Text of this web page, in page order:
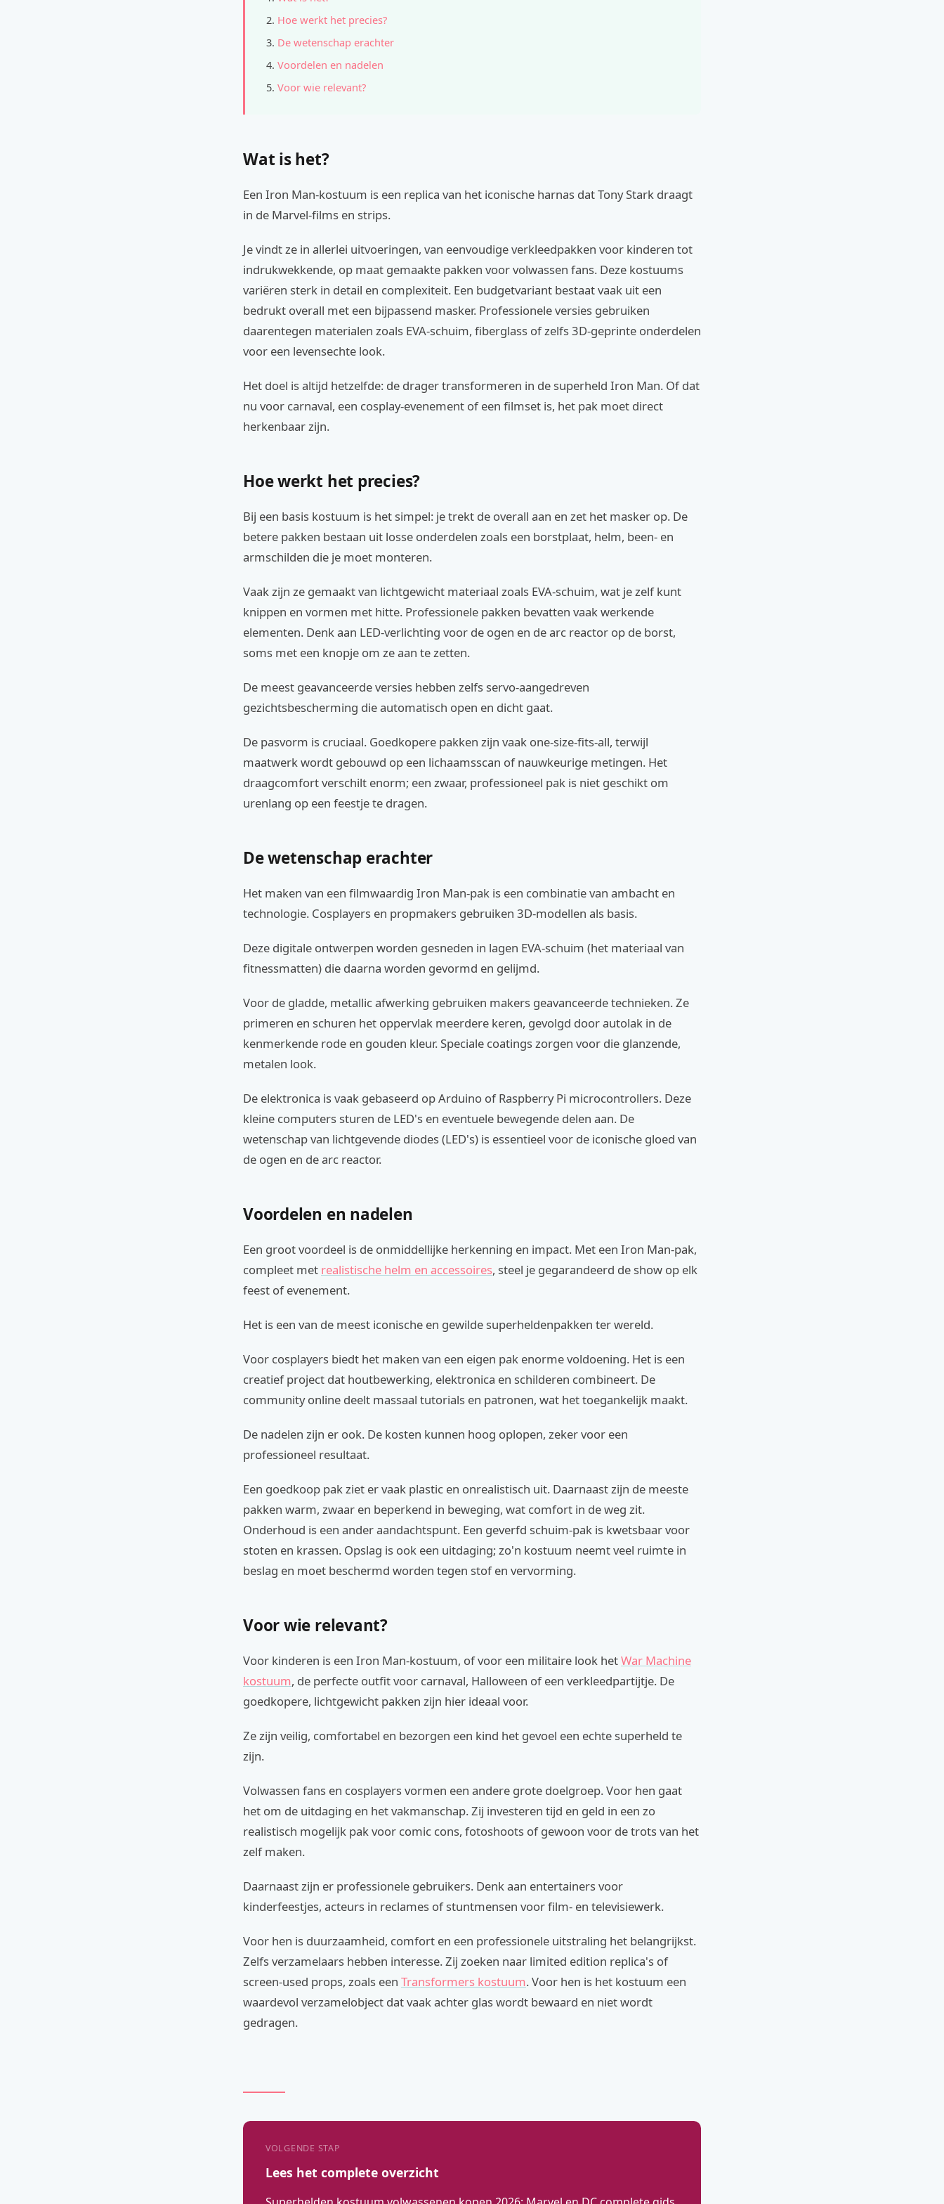
Hoe werkt het precies?
De wetenschap erachter
Voordelen en nadelen
Voor wie relevant?
Wat is het?
Een Iron Man-kostuum is een replica van het iconische harnas dat Tony Stark draagt
in de Marvel-films en strips.
Je vindt ze in allerlei uitvoeringen, van eenvoudige verkleedpakken voor kinderen tot
indrukwekkende, op maat gemaakte pakken voor volwassen fans. Deze kostuums
variëren sterk in detail en complexiteit. Een budgetvariant bestaat vaak uit een
bedrukt overall met een bijpassend masker. Professionele versies gebruiken
daarentegen materialen zoals EVA-schuim, fiberglass of zelfs 3D-geprinte onderdelen
voor een levensechte look.
Het doel is altijd hetzelfde: de drager transformeren in de superheld Iron Man. Of dat
nu voor carnaval, een cosplay-evenement of een filmset is, het pak moet direct
herkenbaar zijn.
Hoe werkt het precies?
Bij een basis kostuum is het simpel: je trekt de overall aan en zet het masker op. De
betere pakken bestaan uit losse onderdelen zoals een borstplaat, helm, been- en
armschilden die je moet monteren.
Vaak zijn ze gemaakt van lichtgewicht materiaal zoals EVA-schuim, wat je zelf kunt
knippen en vormen met hitte. Professionele pakken bevatten vaak werkende
elementen. Denk aan LED-verlichting voor de ogen en de arc reactor op de borst,
soms met een knopje om ze aan te zetten.
De meest geavanceerde versies hebben zelfs servo-aangedreven
gezichtsbescherming die automatisch open en dicht gaat.
De pasvorm is cruciaal. Goedkopere pakken zijn vaak one-size-fits-all, terwijl
maatwerk wordt gebouwd op een lichaamsscan of nauwkeurige metingen. Het
draagcomfort verschilt enorm; een zwaar, professioneel pak is niet geschikt om
urenlang op een feestje te dragen.
De wetenschap erachter
Het maken van een filmwaardig Iron Man-pak is een combinatie van ambacht en
technologie. Cosplayers en propmakers gebruiken 3D-modellen als basis.
Deze digitale ontwerpen worden gesneden in lagen EVA-schuim (het materiaal van
fitnessmatten) die daarna worden gevormd en gelijmd.
Voor de gladde, metallic afwerking gebruiken makers geavanceerde technieken. Ze
primeren en schuren het oppervlak meerdere keren, gevolgd door autolak in de
kenmerkende rode en gouden kleur. Speciale coatings zorgen voor die glanzende,
metalen look.
De elektronica is vaak gebaseerd op Arduino of Raspberry Pi microcontrollers. Deze
kleine computers sturen de LED's en eventuele bewegende delen aan. De
wetenschap van lichtgevende diodes (LED's) is essentieel voor de iconische gloed van
de ogen en de arc reactor.
Voordelen en nadelen
Een groot voordeel is de onmiddellijke herkenning en impact. Met een Iron Man-pak,
compleet met realistische helm en accessoires, steel je gegarandeerd de show op elk
feest of evenement.
Het is een van de meest iconische en gewilde superheldenpakken ter wereld.
Voor cosplayers biedt het maken van een eigen pak enorme voldoening. Het is een
creatief project dat houtbewerking, elektronica en schilderen combineert. De
community online deelt massaal tutorials en patronen, wat het toegankelijk maakt.
De nadelen zijn er ook. De kosten kunnen hoog oplopen, zeker voor een
professioneel resultaat.
Een goedkoop pak ziet er vaak plastic en onrealistisch uit. Daarnaast zijn de meeste
pakken warm, zwaar en beperkend in beweging, wat comfort in de weg zit.
Onderhoud is een ander aandachtspunt. Een geverfd schuim-pak is kwetsbaar voor
stoten en krassen. Opslag is ook een uitdaging; zo'n kostuum neemt veel ruimte in
beslag en moet beschermd worden tegen stof en vervorming.
Voor wie relevant?
Voor kinderen is een Iron Man-kostuum, of voor een militaire look hetWar Machine
kostuum, de perfecte outfit voor carnaval, Halloween of een verkleedpartijtje. De
goedkopere, lichtgewicht pakken zijn hier ideaal voor.
Ze zijn veilig, comfortabel en bezorgen een kind het gevoel een echte superheld te
zijn.
Volwassen fans en cosplayers vormen een andere grote doelgroep. Voor hen gaat
het om de uitdaging en het vakmanschap. Zij investeren tijd en geld in een zo
realistisch mogelijk pak voor comic cons, fotoshoots of gewoon voor de trots van het
zelf maken.
Daarnaast zijn er professionele gebruikers. Denk aan entertainers voor
kinderfeestjes, acteurs in reclames of stuntmensen voor film- en televisiewerk.
Voor hen is duurzaamheid, comfort en een professionele uitstraling het belangrijkst.
Zelfs verzamelaars hebben interesse. Zij zoeken naar limited edition replica's of
screen-used props, zoals een Transformers kostuum. Voor hen is het kostuum een
waardevol verzamelobject dat vaak achter glas wordt bewaard en niet wordt
gedragen.
VOLGENDE STAP
Lees het complete overzicht